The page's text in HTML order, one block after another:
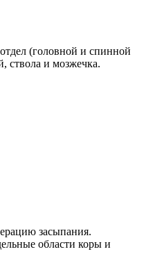
(головной и спинной
ствола и мозжечка.
засыпания.
области коры и